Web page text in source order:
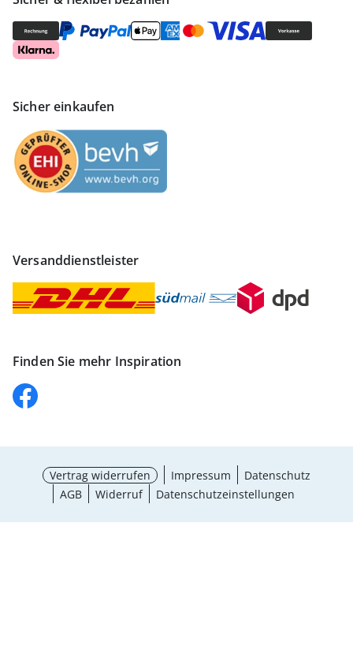
Sicher einkaufen
Versanddienstleister
Finden Sie mehr Inspiration
Vertrag widerrufen Impressum
Datenschutz
AGB
Widerruf Datenschutzeinstellungen